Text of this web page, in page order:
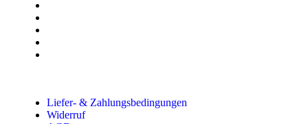
Liefer- & Zahlungsbedingungen
Widerruf